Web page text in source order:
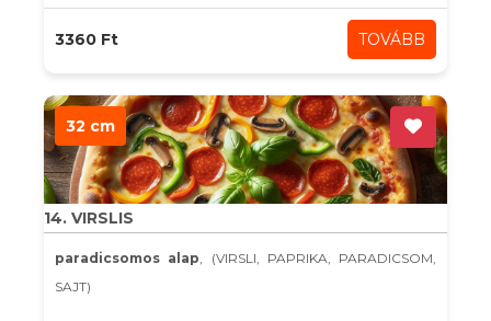
3360 Ft TOVÁBB
32 cm
14. VIRSLIS
paradicsomos alap, (VIRSLI, PAPRIKA, PARADICSOM,
SAJT)